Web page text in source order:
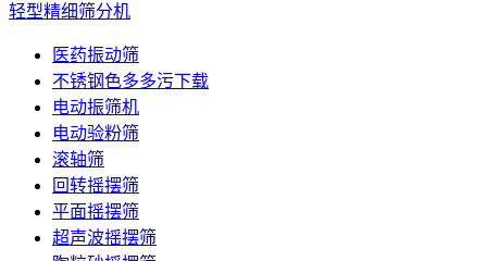
轻型精细筛分机
医药振动筛
不锈钢色多多污下载
电动振筛机
电动验粉筛
滚轴筛
回转摇摆筛
平面摇摆筛
超声波摇摆筛